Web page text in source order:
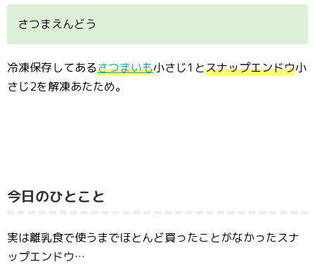
さつまえんどう
冷凍保存してあるさつまいも小さじ1とスナップエンドウ小
さじ2を解凍あたため。
今日のひとこと
実は離乳食で使うまでほとんど買ったことがなかったスナ
ップエンドウ…